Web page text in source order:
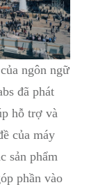
ngôn ngữ
đã phát
hỗ trợ và
của máy
sản phẩm
phần vào